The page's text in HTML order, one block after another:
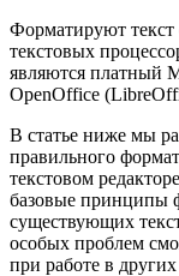
Форматируют
текстовых
являются платный
OpenOffice
В статье ниже мы
правильного
текстовом
базовые принципы
существующих
особых проблем
при работе в